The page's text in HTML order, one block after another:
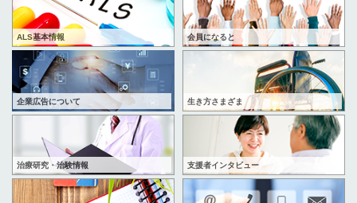
ALS基本情報 会員になると
企業広告について 生き方さまざま
治療研究・治験情報 支援者インタビュー